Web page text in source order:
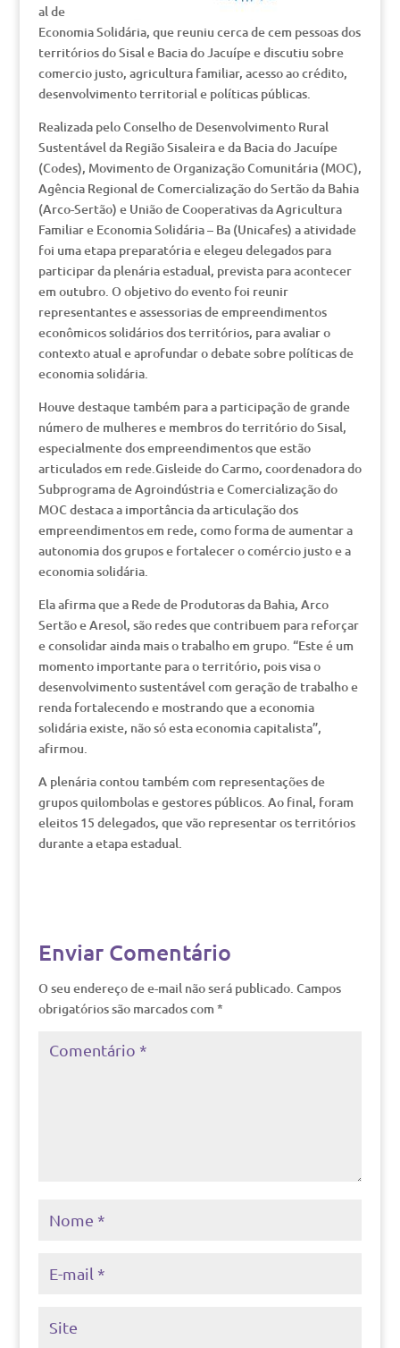
al de
Economia Solidária, que reuniu cerca de cem pessoas dos
territórios do Sisal e Bacia do Jacuípe e discutiu sobre
comercio justo, agricultura familiar, acesso ao crédito,
desenvolvimento territorial e políticas públicas.
Realizada pelo Conselho de Desenvolvimento Rural
Sustentável da Região Sisaleira e da Bacia do Jacuípe
(Codes), Movimento de Organização Comunitária (MOC),
Agência Regional de Comercialização do Sertão da Bahia
(Arco-Sertão) e União de Cooperativas da Agricultura
Familiar e Economia Solidária – Ba (Unicafes) a atividade
foi uma etapa preparatória e elegeu delegados para
participar da plenária estadual, prevista para acontecer
em outubro. O objetivo do evento foi reunir
representantes e assessorias de empreendimentos
econômicos solidários dos territórios, para avaliar o
contexto atual e aprofundar o debate sobre políticas de
economia solidária.
Houve destaque também para a participação de grande
número de mulheres e membros do território do Sisal,
especialmente dos empreendimentos que estão
articulados em rede.Gisleide do Carmo, coordenadora do
Subprograma de Agroindústria e Comercialização do
MOC destaca a importância da articulação dos
empreendimentos em rede, como forma de aumentar a
autonomia dos grupos e fortalecer o comércio justo e a
economia solidária.
Ela afirma que a Rede de Produtoras da Bahia, Arco
Sertão e Aresol, são redes que contribuem para reforçar
e consolidar ainda mais o trabalho em grupo. “Este é um
momento importante para o território, pois visa o
desenvolvimento sustentável com geração de trabalho e
renda fortalecendo e mostrando que a economia
solidária existe, não só esta economia capitalista”,
afirmou.
A plenária contou também com representações de
grupos quilombolas e gestores públicos. Ao final, foram
eleitos 15 delegados, que vão representar os territórios
durante a etapa estadual.
Enviar Comentário
O seu endereço de e-mail não será publicado. Campos
obrigatórios são marcados com *